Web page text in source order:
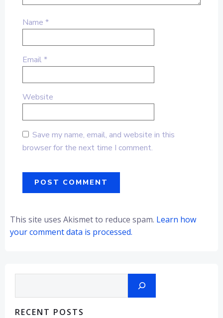
Name *
Email *
Website
Save my name, email, and website in this
browser for the next time I comment.
This site uses Akismet to reduce spam. Learn how
your comment data is processed.
RECENT POSTS